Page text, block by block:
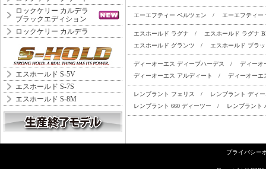
ロックケリー カルデラ
ブラックエディション
ロックケリー カルデラ
エスホールド S-5V
エスホールド S-7S
エスホールド S-8M
エーエフティー ベルツェン / エーエフティー
エスホールド ラグナ /
エスホールド ラグナ
エスホールド グランツ
/ エスホールド ブラ
ディーオーエス ディープハーデス /
ディーオ
ディーオーエス アルディート
/ ディーオーエ
レンブラント フェリス /
レンブラント ディ
レンブラント 660 ディーツー
/ レンブラント
プライバシー